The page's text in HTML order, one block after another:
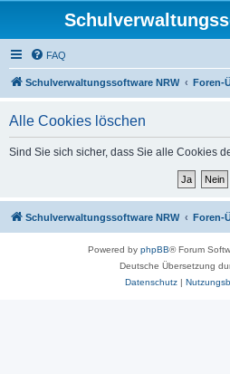
FAQ
Schulverwaltungssoftware NRW Foren-
Alle Cookies löschen
Sind Sie sich sicher, dass Sie alle Cookies
Schulverwaltungssoftware NRW Foren-
Powered by phpBB® Forum
Deutsche Übersetzung
Datenschutz|